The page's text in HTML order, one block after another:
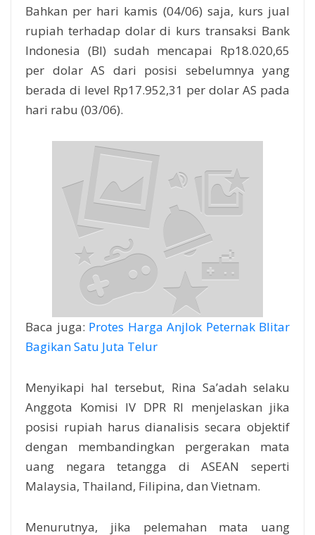
Bahkan per hari kamis (04/06) saja, kurs jual
rupiah terhadap dolar di kurs transaksi Bank
Indonesia (BI) sudah mencapai Rp18.020,65
per dolar AS dari posisi sebelumnya yang
berada di level Rp17.952,31 per dolar AS pada
hari rabu (03/06).
Baca juga: Protes Harga Anjlok Peternak Blitar
Bagikan Satu Juta Telur
Menyikapi hal tersebut, Rina Sa’adah selaku
Anggota Komisi IV DPR RI menjelaskan jika
posisi rupiah harus dianalisis secara objektif
dengan membandingkan pergerakan mata
uang negara tetangga di ASEAN seperti
Malaysia, Thailand, Filipina, dan Vietnam.
Menurutnya, jika pelemahan mata uang